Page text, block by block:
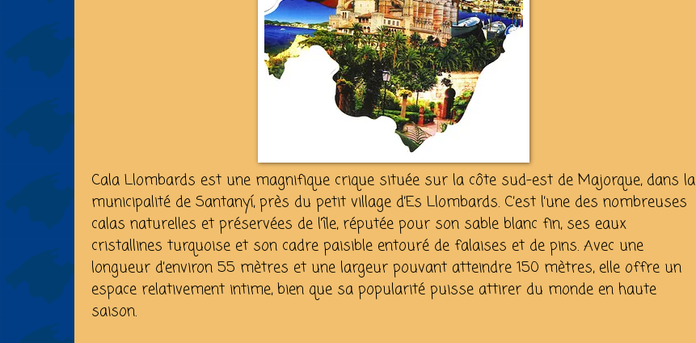
Cala Llombards est une magnifique crique située sur la côte sud-est de Majorque, dans la
municipalité de Santanyí, près du petit village d’Es Llombards. C’est l’une des nombreuses
calas naturelles et préservées de l’île, réputée pour son sable blanc fin, ses eaux
cristallines turquoise et son cadre paisible entouré de falaises et de pins. Avec une
longueur d’environ 55 mètres et une largeur pouvant atteindre 150 mètres, elle offre un
espace relativement intime, bien que sa popularité puisse attirer du monde en haute
saison.